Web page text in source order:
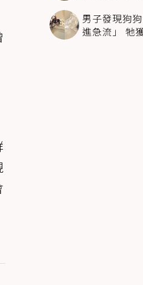
男子發現狗
進急流」 牠